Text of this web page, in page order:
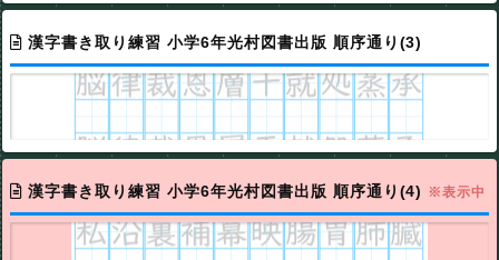
漢字書き取り練習 小学6年光村図書出版 順序通り(3)
漢字書き取り練習 小学6年光村図書出版 順序通り(4) ※表示中